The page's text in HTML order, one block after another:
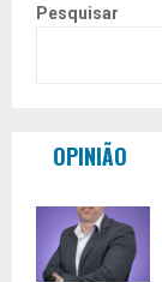
Pesquisar
OPINIÃO